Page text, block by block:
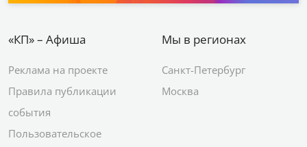
«КП» – Афиша
Реклама на проекте
Правила публикации
события
Пользовательское
Мы в регионах
Санкт-Петербург
Москва